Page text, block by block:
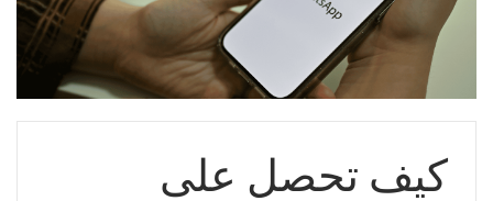
كيف تحصل على